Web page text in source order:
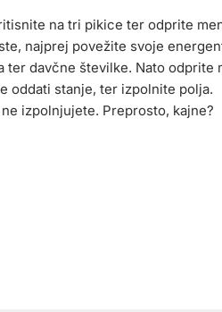
na tri pikice ter odprite
najprej povežite svoje
ter davčne številke. Nato odprite
oddati stanje, ter izpolnite polja.
izpolnjujete. Preprosto, kajne?